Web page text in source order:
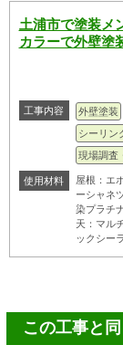
土浦市で塗装メ
カラーで外壁塗
工事内容 外壁塗装
シーリン
現場調査
使用材料
屋根：エ
ーシャネ
染プラチ
天：マル
ックシー
この工事と